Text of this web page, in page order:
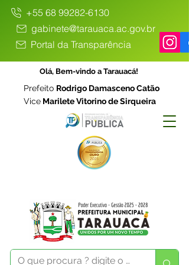
+55 68 99282-6130
gabinete@tarauaca.ac.gov.br
Portal da Transparência
Olá, Bem-vindo a Tarauacá!
Prefeito Rodrigo Damasceno Catão
Vice Marilete Vitorino de Sirqueira